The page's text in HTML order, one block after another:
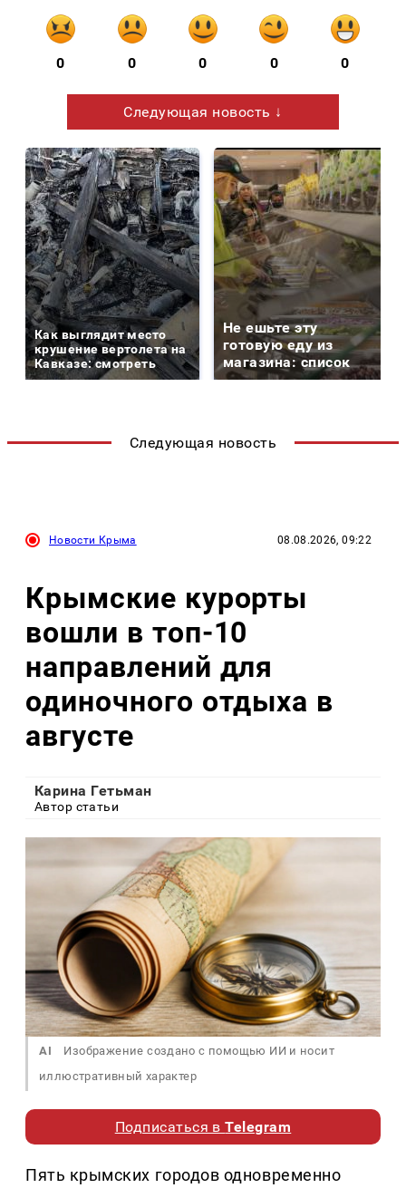
0 0 0 0 0
Следующая новость ↓
Как выглядит место
крушение вертолета на
Кавказе: смотреть
Не ешьте эту
готовую еду из
магазина: список
Следующая новость
Новости Крыма 08.08.2026, 09:22
Крымские курорты
вошли в топ-10
направлений для
одиночного отдыха в
августе
Карина Гетьман
Автор статьи
AI
Изображение создано с помощью ИИ и носит
иллюстративный характер
Подписаться вTelegram
Пять крымских городов одновременно